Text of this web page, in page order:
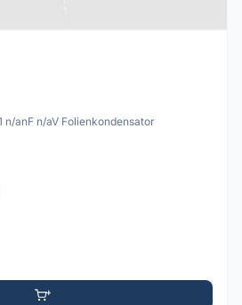
n/anF n/aV Folienkondensator